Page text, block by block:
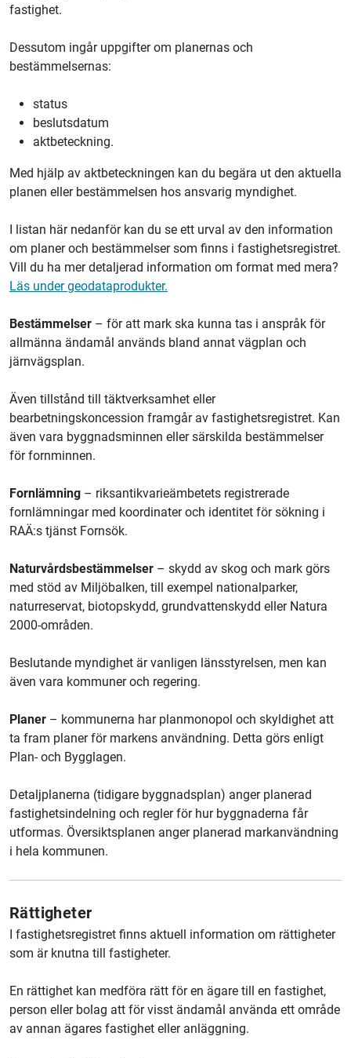
fastighet.
Dessutom ingår uppgifter om planernas och
bestämmelsernas:
status
beslutsdatum
aktbeteckning.
Med hjälp av aktbeteckningen kan du begära ut den aktuella
planen eller bestämmelsen hos ansvarig myndighet.
I listan här nedanför kan du se ett urval av den information
om planer och bestämmelser som finns i fastighetsregistret.
Vill du ha mer detaljerad information om format med mera?
Läs under geodataprodukter.
Bestämmelser – för att mark ska kunna tas i anspråk för
allmänna ändamål används bland annat vägplan och
järnvägsplan.
Även tillstånd till täktverksamhet eller
bearbetningskoncession framgår av fastighetsregistret. Kan
även vara byggnadsminnen eller särskilda bestämmelser
för fornminnen.
Fornlämning – riksantikvarieämbetets registrerade
fornlämningar med koordinater och identitet för sökning i
RAÄ:s tjänst Fornsök.
Naturvårdsbestämmelser – skydd av skog och mark görs
med stöd av Miljöbalken, till exempel nationalparker,
naturreservat, biotopskydd, grundvattenskydd eller Natura
2000-områden.
Beslutande myndighet är vanligen länsstyrelsen, men kan
även vara kommuner och regering.
Planer – kommunerna har planmonopol och skyldighet att
ta fram planer för markens användning. Detta görs enligt
Plan- och Bygglagen.
Detaljplanerna (tidigare byggnadsplan) anger planerad
fastighetsindelning och regler för hur byggnaderna får
utformas. Översiktsplanen anger planerad markanvändning
i hela kommunen.
Rättigheter
I fastighetsregistret finns aktuell information om rättigheter
som är knutna till fastigheter.
En rättighet kan medföra rätt för en ägare till en fastighet,
person eller bolag att för visst ändamål använda ett område
av annan ägares fastighet eller anläggning.